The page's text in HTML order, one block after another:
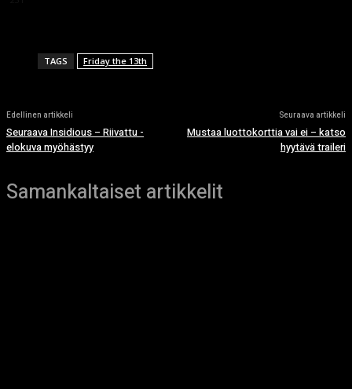
TAGS Friday the 13th
Edellinen artikkeli
Seuraava Insidious – Riivattu -
elokuva myöhästyy
Seuraava artikkeli
Mustaa luottokorttia vai ei – katso
hyytävä traileri
Samankaltaiset artikkelit